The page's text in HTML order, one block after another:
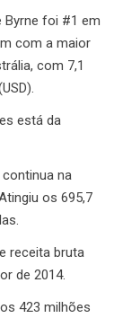
Byrne foi #1 em
com a maior
com 7,1
está da
continua na
os 695,7
receita bruta
de 2014.
423 milhões